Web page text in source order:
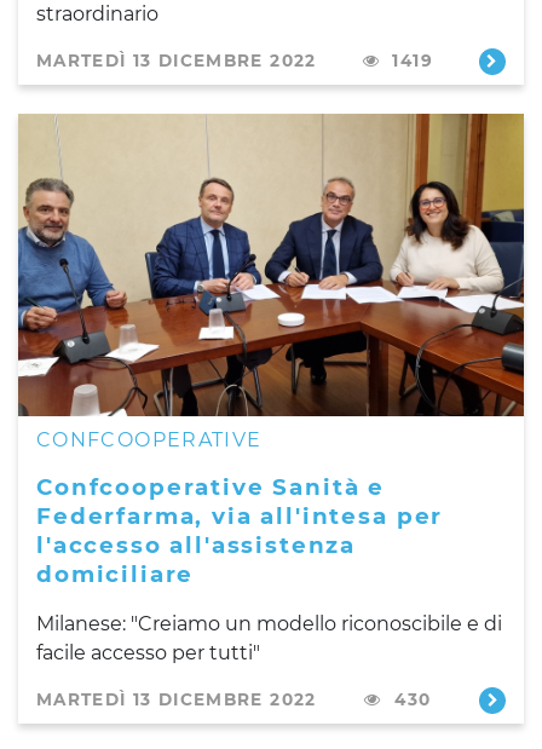
straordinario
MARTEDÌ 13 DICEMBRE 2022 1419
CONFCOOPERATIVE
Confcooperative Sanità e
Federfarma, via all'intesa per
l'accesso all'assistenza
domiciliare
Milanese: "Creiamo un modello riconoscibile e di
facile accesso per tutti"
MARTEDÌ 13 DICEMBRE 2022 430